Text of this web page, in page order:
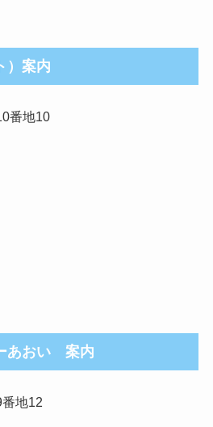
）案内
番地10
あおい 案内
地12